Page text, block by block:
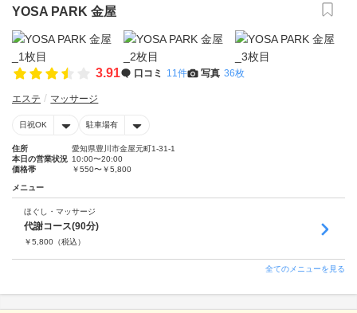
YOSA PARK 金屋
3.91 口コミ 11件 写真 36枚
エステ マッサージ
日祝OK 駐車場有
住所
愛知県豊川市金屋元町1-31-1
本日の営業状況 10:00〜20:00
価格帯
￥550〜￥5,800
メニュー
ほぐし・マッサージ
代謝コース(90分)
￥5,800 （税込）
全てのメニューを見る